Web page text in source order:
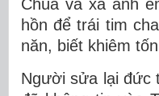
Chúa và xa anh
hồn để trái tim
năn, biết khiêm
Người sửa lại đức